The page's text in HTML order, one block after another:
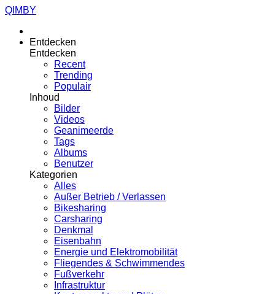
QIMBY
Entdecken
Entdecken
Recent
Trending
Populair
Inhoud
Bilder
Videos
Geanimeerde
Tags
Albums
Benutzer
Kategorien
Alles
Außer Betrieb / Verlassen
Bikesharing
Carsharing
Denkmal
Eisenbahn
Energie und Elektromobilität
Fliegendes & Schwimmendes
Fußverkehr
Infrastruktur